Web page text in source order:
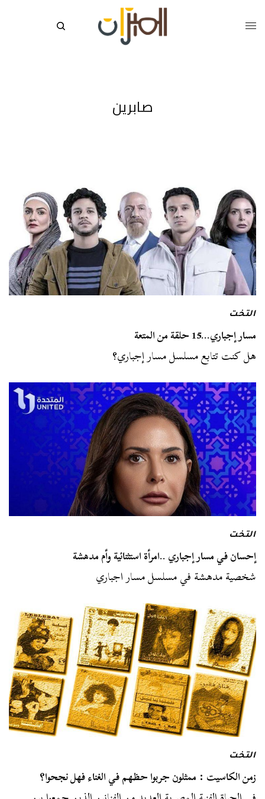
صابرين
التخت
مسار إجباري…15 حلقة من المتعة
هل كنت تتابع مسلسل مسار إجباري؟
التخت
إحسان في مسار إجباري ..امرأة استثنائية وأم مدهشة
شخصية مدهشة في مسلسل مسار اجباري
التخت
زمن الكاسيت : ممثلون جربوا حظهم في الغناء فهل نجحوا؟